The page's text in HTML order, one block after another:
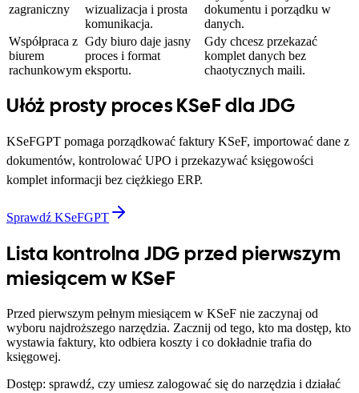
zagraniczny
wizualizacja i prosta
komunikacja.
dokumentu i porządku w
danych.
Współpraca z
biurem
rachunkowym
Gdy biuro daje jasny
proces i format
eksportu.
Gdy chcesz przekazać
komplet danych bez
chaotycznych maili.
Ułóż prosty proces KSeF dla JDG
KSeFGPT pomaga porządkować faktury KSeF, importować dane z
dokumentów, kontrolować UPO i przekazywać księgowości
komplet informacji bez ciężkiego ERP.
Sprawdź KSeFGPT
Lista kontrolna JDG przed pierwszym
miesiącem w KSeF
Przed pierwszym pełnym miesiącem w KSeF nie zaczynaj od
wyboru najdroższego narzędzia. Zacznij od tego, kto ma dostęp, kto
wystawia faktury, kto odbiera koszty i co dokładnie trafia do
księgowej.
Dostęp: sprawdź, czy umiesz zalogować się do narzędzia i działać